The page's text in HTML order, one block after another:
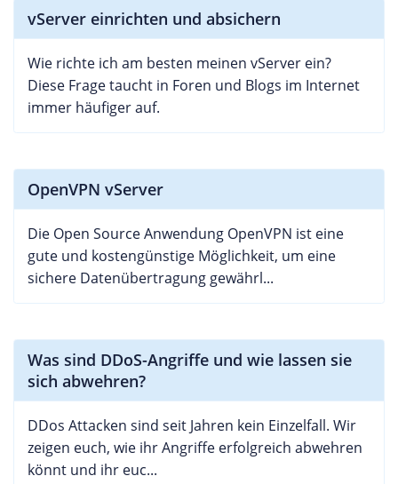
vServer einrichten und absichern
Wie richte ich am besten meinen vServer ein?
Diese Frage taucht in Foren und Blogs im Internet
immer häufiger auf.
OpenVPN vServer
Die Open Source Anwendung OpenVPN ist eine
gute und kostengünstige Möglichkeit, um eine
sichere Datenübertragung gewährl...
Was sind DDoS-Angriffe und wie lassen sie
sich abwehren?
DDos Attacken sind seit Jahren kein Einzelfall. Wir
zeigen euch, wie ihr Angriffe erfolgreich abwehren
könnt und ihr euc...